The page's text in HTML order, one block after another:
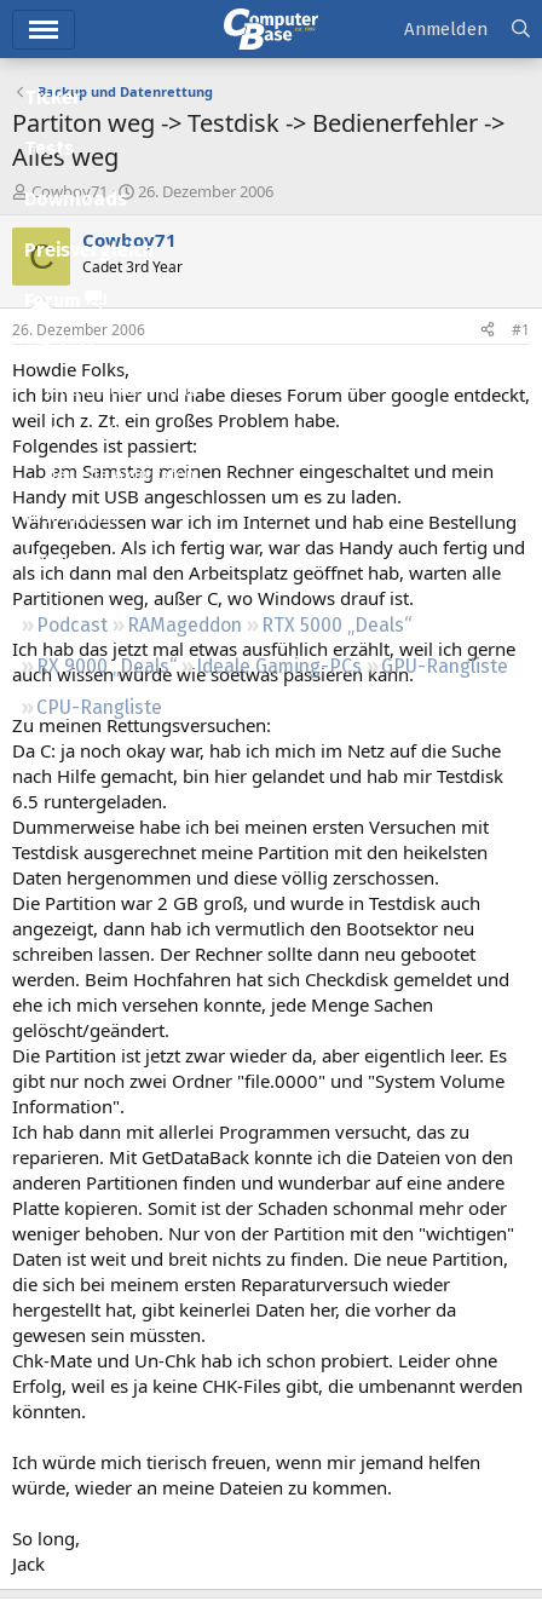
Ticker
Tests
Downloads
Preisvergleich
Forum
Aktuelles
Empfohlene Inhalte
Neue Beiträge
Neueste Aktivitäten
Leserartikel
Regeln
Podcast RAMageddon
RTX 5000 „Deals“
RX 9000 „Deals“
Ideale Gaming-PCs
GPU-Rangliste
CPU-Rangliste
Anmelden
Backup und Datenrettung
Partiton weg -> Testdisk -> Bedienerfehler ->
Alles weg
E
r
s
t
e
r
Cowboy71
E
s
e
l
t
26. Dezember 2006
C Cowboy71
Cadet 3rd Year
26. Dezember 2006 #1
Howdie Folks,
ich bin neu hier und habe dieses Forum über google entdeckt,
weil ich z. Zt. ein großes Problem habe.
Folgendes ist passiert:
Hab am Samstag meinen Rechner eingeschaltet und mein
Handy mit USB angeschlossen um es zu laden.
Währenddessen war ich im Internet und hab eine Bestellung
aufgegeben. Als ich fertig war, war das Handy auch fertig und
als ich dann mal den Arbeitsplatz geöffnet hab, warten alle
Partitionen weg, außer C, wo Windows drauf ist.
Ich hab das jetzt mal etwas ausfühlich erzählt, weil ich gerne
auch wissen würde wie soetwas passieren kann.
Zu meinen Rettungsversuchen:
Da C: ja noch okay war, hab ich mich im Netz auf die Suche
nach Hilfe gemacht, bin hier gelandet und hab mir Testdisk
6.5 runtergeladen.
Dummerweise habe ich bei meinen ersten Versuchen mit
Testdisk ausgerechnet meine Partition mit den heikelsten
Daten hergenommen und diese völlig zerschossen.
Die Partition war 2 GB groß, und wurde in Testdisk auch
angezeigt, dann hab ich vermutlich den Bootsektor neu
schreiben lassen. Der Rechner sollte dann neu gebootet
werden. Beim Hochfahren hat sich Checkdisk gemeldet und
ehe ich mich versehen konnte, jede Menge Sachen
gelöscht/geändert.
Die Partition ist jetzt zwar wieder da, aber eigentlich leer. Es
gibt nur noch zwei Ordner "file.0000" und "System Volume
Information".
Ich hab dann mit allerlei Programmen versucht, das zu
reparieren. Mit GetDataBack konnte ich die Dateien von den
anderen Partitionen finden und wunderbar auf eine andere
Platte kopieren. Somit ist der Schaden schonmal mehr oder
weniger behoben. Nur von der Partition mit den "wichtigen"
Daten ist weit und breit nichts zu finden. Die neue Partition,
die sich bei meinem ersten Reparaturversuch wieder
hergestellt hat, gibt keinerlei Daten her, die vorher da
gewesen sein müssten.
Chk-Mate und Un-Chk hab ich schon probiert. Leider ohne
Erfolg, weil es ja keine CHK-Files gibt, die umbenannt werden
könnten.
Ich würde mich tierisch freuen, wenn mir jemand helfen
würde, wieder an meine Dateien zu kommen.
So long,
Jack